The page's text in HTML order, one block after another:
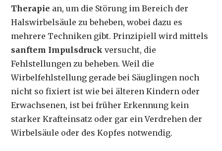
Therapie an, um die Störung im Bereich der
Halswirbelsäule zu beheben, wobei dazu es
mehrere Techniken gibt. Prinzipiell wird mittels
sanftem Impulsdruck versucht, die
Fehlstellungen zu beheben. Weil die
Wirbelfehlstellung gerade bei Säuglingen noch
nicht so fixiert ist wie bei älteren Kindern oder
Erwachsenen, ist bei früher Erkennung kein
starker Krafteinsatz oder gar ein Verdrehen der
Wirbelsäule oder des Kopfes notwendig.